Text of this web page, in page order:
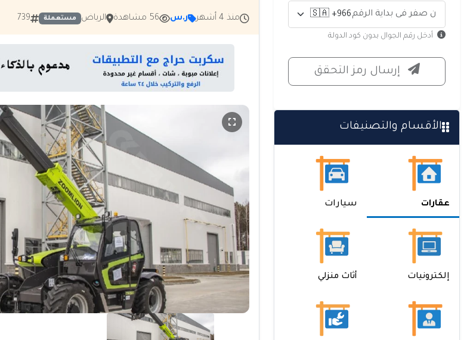
أدخل رقم الجوال بدون كود الدولة
إرسال رمز التحقق
الأقسام والتصنيفات
عقارات سيارات
إلكترونيات أثاث منزلي
منذ 4 أشهر ر.س 56 مشاهدة الرياض مستعملة 739